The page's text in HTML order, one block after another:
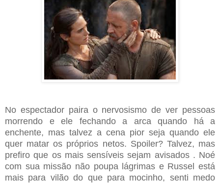
No espectador paira o nervosismo de ver pessoas
morrendo e ele fechando a arca quando há a
enchente, mas talvez a cena pior seja quando ele
quer matar os próprios netos. Spoiler? Talvez, mas
prefiro que os mais sensíveis sejam avisados . Noé
com sua missão não poupa lágrimas e Russel está
mais para vilão do que para mocinho, senti medo